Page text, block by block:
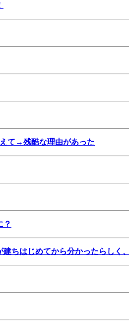
て→残酷な理由があった
？
ちはじめてから分かったらしく